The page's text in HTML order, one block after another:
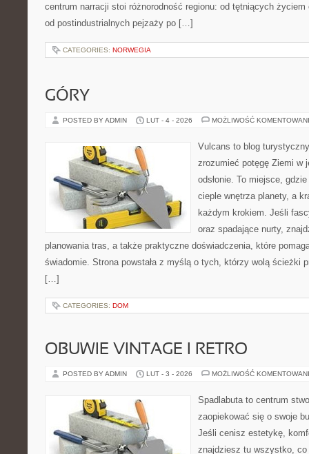
centrum narracji stoi różnorodność regionu: od tętniących
od postindustrialnych pejzaży po […]
CATEGORIES: NORWEGIA
GÓRY
POSTED BY ADMIN LUT - 4 - 2026 MOŻLIWOŚĆ
Vulcans to blog
zrozumieć potęgę Ziemi w
odsłonie. To miejsce,
cieple wnętrza planety, a
każdym krokiem. Jeśli
oraz spadające nurty,
planowania tras, a także praktyczne doświadczenia, które
świadomie. Strona powstała z myślą o tych, którzy wolą ścieżki
[…]
CATEGORIES: DOM
OBUWIE VINTAGE I RETRO
POSTED BY ADMIN LUT - 3 - 2026 MOŻLIWOŚĆ
Spadlabuta to centrum
zaopiekować się o swoje
Jeśli cenisz estetykę,
znajdziesz tu wszystko, co